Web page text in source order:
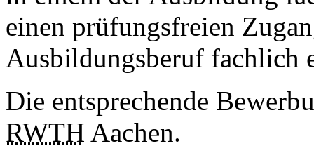
einen prüfungsfreien
Ausbildungsberuf fachlich
Die entsprechende
RWTH Aachen.